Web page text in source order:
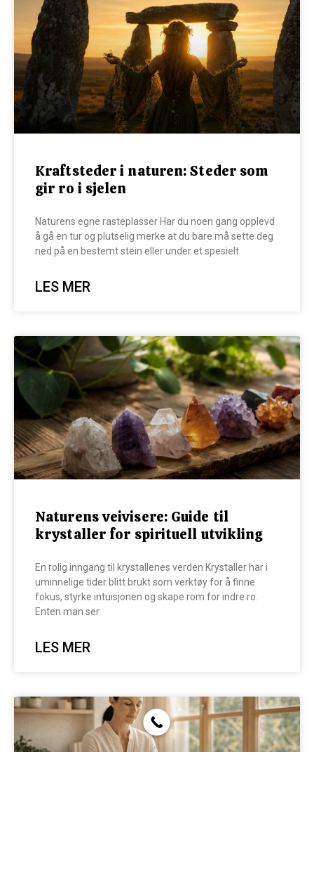
Kraftsteder i naturen: Steder som
gir ro i sjelen
Naturens egne rasteplasser Har du noen gang opplevd
å gå en tur og plutselig merke at du bare må sette deg
ned på en bestemt stein eller under et spesielt
LES MER
Naturens veivisere: Guide til
krystaller for spirituell utvikling
En rolig inngang til krystallenes verden Krystaller har i
uminnelige tider blitt brukt som verktøy for å finne
fokus, styrke intuisjonen og skape rom for indre ro.
Enten man ser
LES MER